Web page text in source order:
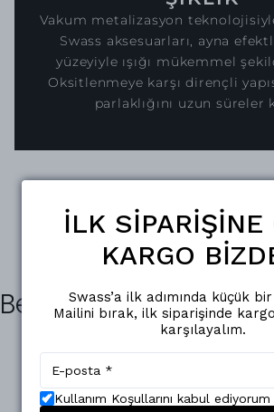
Vakum metalizasyon
Swass aksesuarları, ayna
yüzeyiyle ışığı mükemmel
Oksitlenmeye karşı dirençli
parlaklığını uzun süreler
Benzer Ürünler
İLK SİPARİŞİNE
KARGO
Swass’a ilk adımında küçük bir
Mailini bırak, ilk siparişinde
karşılayalım.
Kullanım Koşullarını kabul ediyorum